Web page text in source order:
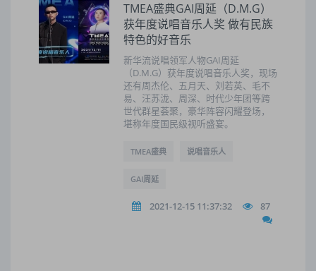
TMEA盛典GAI周延（D.M.G）
获年度说唱音乐人奖 做有民族
特色的好音乐
新华流说唱领军人物GAI周延
（D.M.G）获年度说唱音乐人奖，现场
还有周杰伦、五月天、刘若英、毛不
易、汪苏泷、周深、时代少年团等跨
世代群星荟聚，豪华阵容闪耀登场，
堪称年度国民级视听盛宴。
TMEA盛典 说唱音乐人
GAI周延
2021-12-15 11:37:32 87